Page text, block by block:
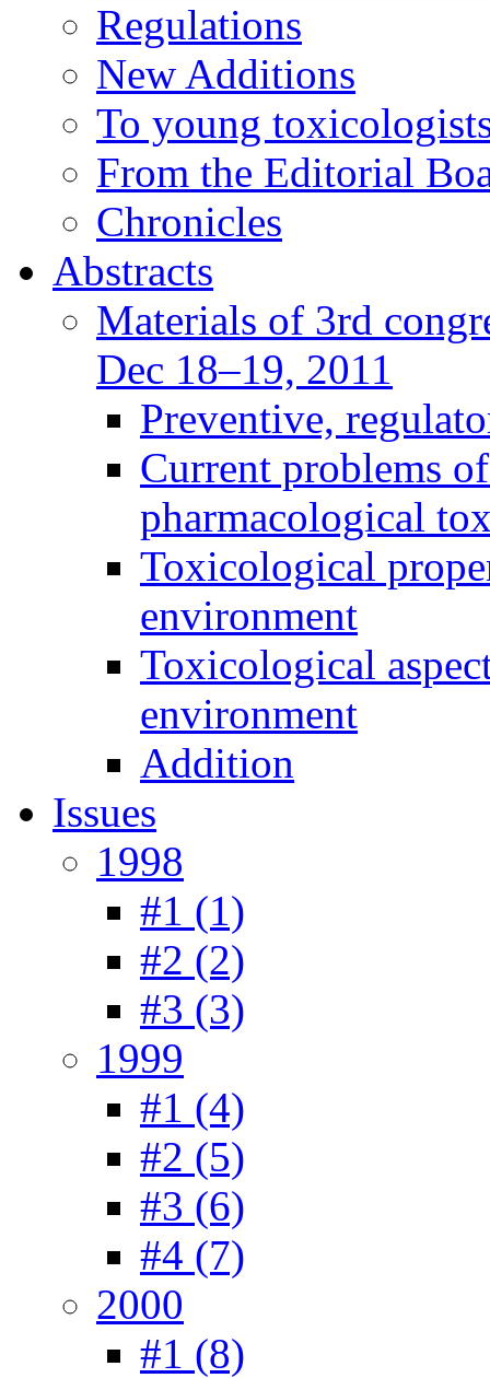
Regulations
New Additions
To young
From the Editorial
Chronicles
Abstracts
Materials of 3rd
Dec 18–19, 2011
Preventive,
Current problems
pharmacological
Toxicological
environment
Toxicological
environment
Addition
Issues
1998
#1 (1)
#2 (2)
#3 (3)
1999
#1 (4)
#2 (5)
#3 (6)
#4 (7)
2000
#1 (8)